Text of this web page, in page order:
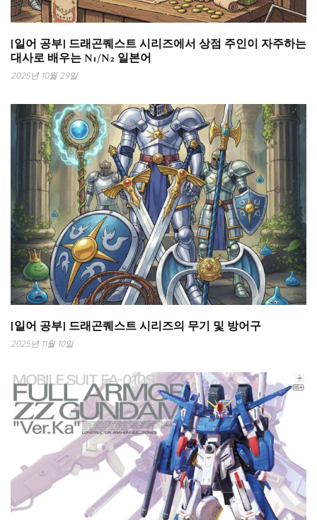
[일어 공부] 드래곤퀘스트 시리즈에서 상점 주인이 자주하는
대사로 배우는 N1/N2 일본어
2025년 10월 29일
[일어 공부] 드래곤퀘스트 시리즈의 무기 및 방어구
2025년 11월 10일